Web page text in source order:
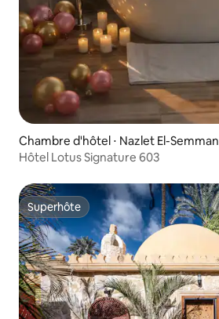
Chambre d'hôtel ⋅ Nazlet El-Semman
Hôtel Lotus Signature 603
Superhôte
Superhôte